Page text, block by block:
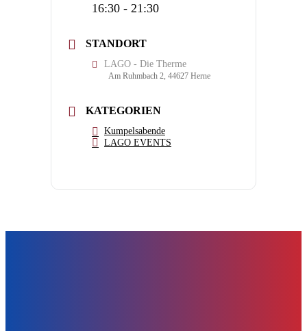
16:30 - 21:30
STANDORT
LAGO - Die Therme
Am Ruhmbach 2, 44627 Herne
KATEGORIEN
Kumpelsabende
LAGO EVENTS